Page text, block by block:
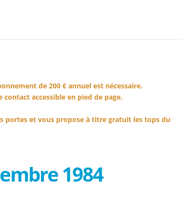
de 200 € annuel est nécessaire.
accessible en pied de page.
portes et vous propose à titre gratuit les tops du
1984